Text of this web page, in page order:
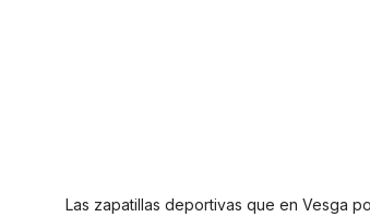
Las zapatillas deportivas que en Vesga